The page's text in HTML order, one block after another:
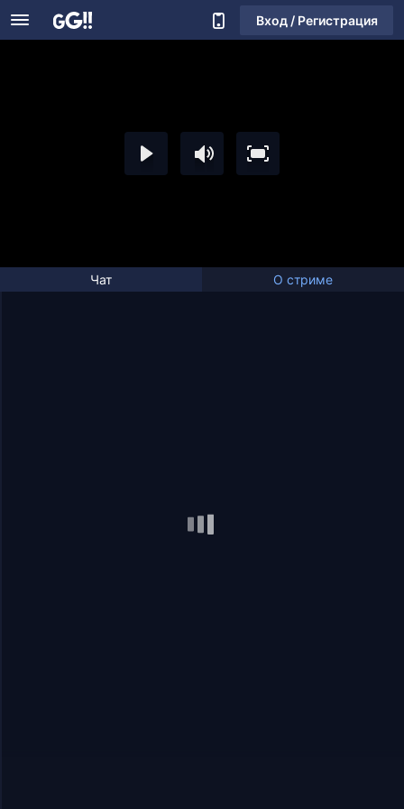
Вход / Регистрация
Чат О стриме